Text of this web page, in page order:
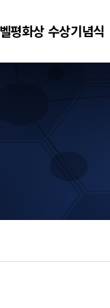
평화상 수상기념식